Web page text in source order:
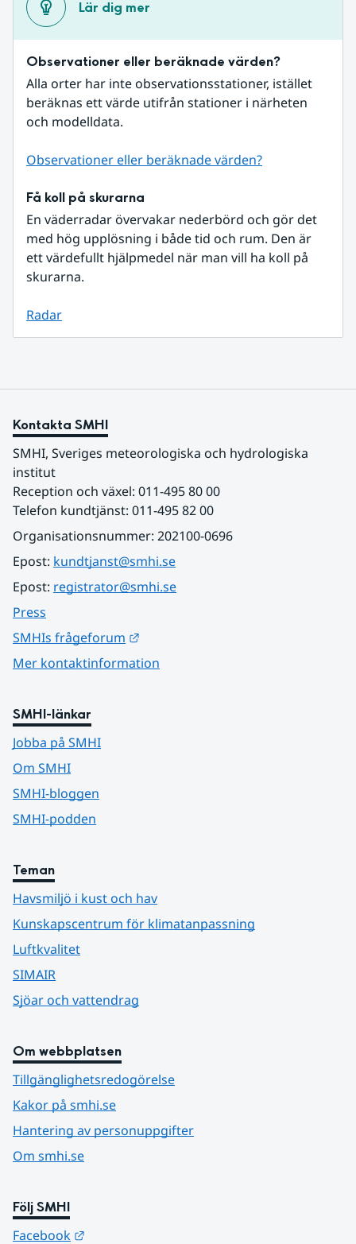
Lär dig mer
Observationer eller beräknade värden?
Alla orter har inte observationsstationer, istället
beräknas ett värde utifrån stationer i närheten
och modelldata.
Observationer eller beräknade värden?
Få koll på skurarna
En väderradar övervakar nederbörd och gör det
med hög upplösning i både tid och rum. Den är
ett värdefullt hjälpmedel när man vill ha koll på
skurarna.
Radar
Kontakta SMHI
SMHI, Sveriges meteorologiska och hydrologiska
institut
Reception och växel: 011-495 80 00
Telefon kundtjänst: 011-495 82 00
Organisationsnummer: 202100-0696
Epost: kundtjanst@smhi.se
Epost: registrator@smhi.se
Press
SMHIs frågeforum
Mer kontaktinformation
SMHI-länkar
Jobba på SMHI
Om SMHI
SMHI-bloggen
SMHI-podden
Teman
Havsmiljö i kust och hav
Kunskapscentrum för klimatanpassning
Luftkvalitet
SIMAIR
Sjöar och vattendrag
Om webbplatsen
Tillgänglighetsredogörelse
Kakor på smhi.se
Hantering av personuppgifter
Om smhi.se
Följ SMHI
Facebook